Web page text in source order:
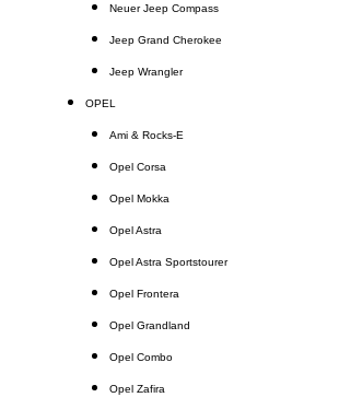
Neuer Jeep Compass
Jeep Grand Cherokee
Jeep Wrangler
OPEL
Ami & Rocks-E
Opel Corsa
Opel Mokka
Opel Astra
Opel Astra Sportstourer
Opel Frontera
Opel Grandland
Opel Combo
Opel Zafira